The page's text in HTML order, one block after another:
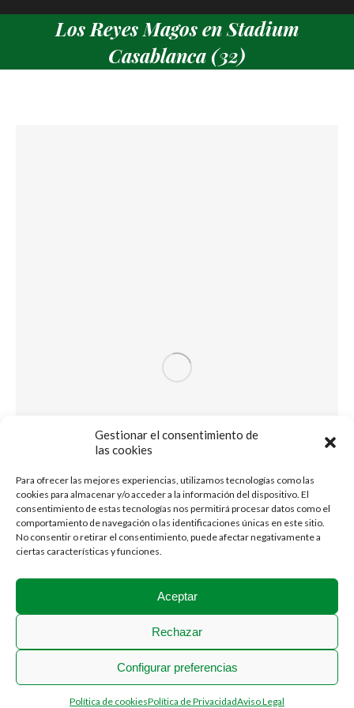
Gestionar el consentimiento de
las cookies
Para ofrecer las mejores experiencias, utilizamos tecnologías como las
cookies para almacenar y/o acceder a la información del dispositivo. El
consentimiento de estas tecnologías nos permitirá procesar datos como el
comportamiento de navegación o las identificaciones únicas en este sitio.
No consentir o retirar el consentimiento, puede afectar negativamente a
ciertas características y funciones.
Aceptar
Rechazar
Configurar preferencias
Política de cookiesPolítica de PrivacidadAviso Legal
Los Reyes Magos en Stadium
Casablanca (32)
2018 © Stadium Casablanca